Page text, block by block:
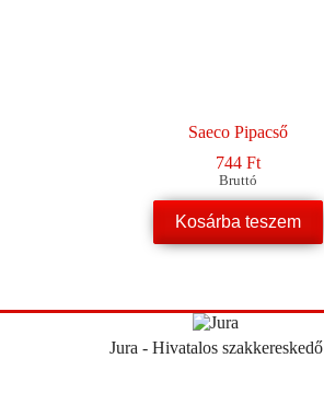
Saeco Pipacső
744 Ft
Bruttó
Kosárba teszem
Jura - Hivatalos szakkereskedő